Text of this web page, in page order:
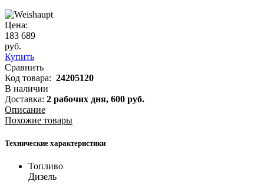
Цена:
183 689
руб.
Купить
Сравнить
Код товара: 24205120
В наличии
Доставка: 2 рабочих дня, 600 руб.
Описание
Похожие товары
Технические характеристики
Топливо
Дизель